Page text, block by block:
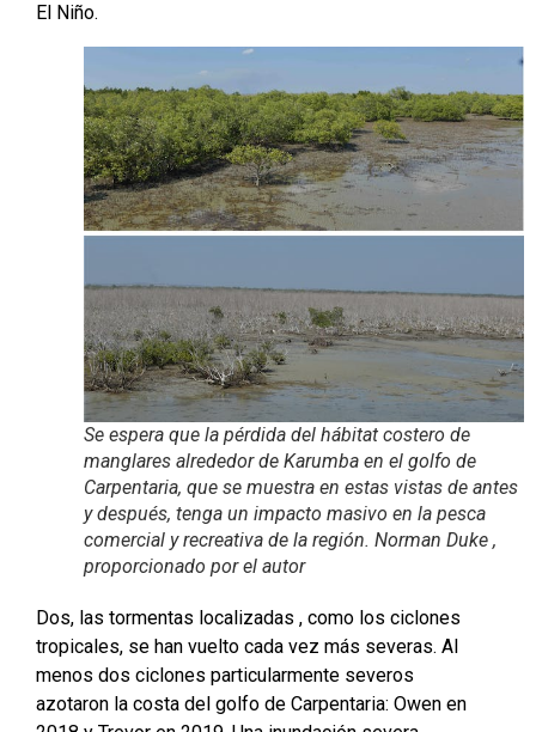
El Niño.
Se espera que la pérdida del hábitat costero de
manglares alrededor de Karumba en el golfo de
Carpentaria, que se muestra en estas vistas de antes
y después, tenga un impacto masivo en la pesca
comercial y recreativa de la región. Norman Duke ,
proporcionado por el autor
Dos, las tormentas localizadas , como los ciclones
tropicales, se han vuelto cada vez más severas. Al
menos dos ciclones particularmente severos
azotaron la costa del golfo de Carpentaria: Owen en